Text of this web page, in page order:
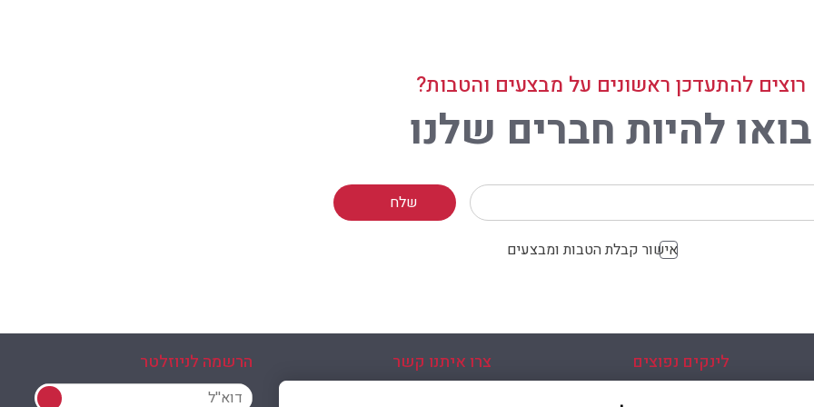
רוצים להתעדכן ראשונים על מבצעים והטבות?
בואו להיות חברים שלנו
אישור קבלת הטבות ומבצעים
לינקים נפוצים צרו איתנו קשר הרשמה לניוזלטר
הרשמה לניוזלטר